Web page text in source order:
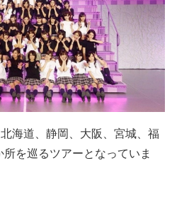
海道、静岡、大阪、宮城、福
所を巡るツアーとなっていま